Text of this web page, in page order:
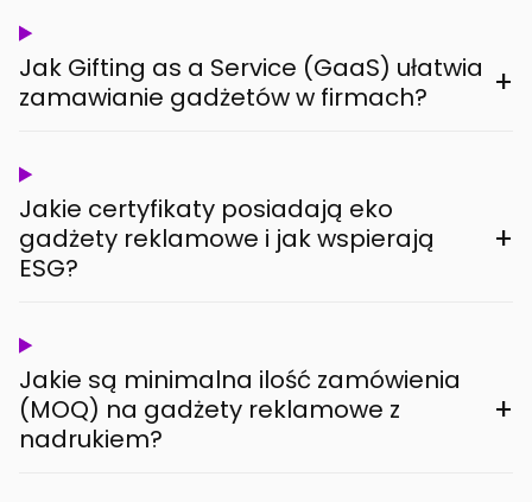
Jak Gifting as a Service (GaaS) ułatwia
zamawianie gadżetów w firmach?
+
Jakie certyfikaty posiadają eko
gadżety reklamowe i jak wspierają
ESG?
+
Jakie są minimalna ilość zamówienia
(MOQ) na gadżety reklamowe z
nadrukiem?
+